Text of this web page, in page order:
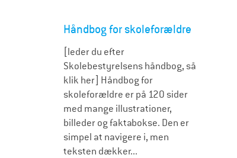
Håndbog for skoleforældre
[leder du efter
Skolebestyrelsens håndbog, så
klik her] Håndbog for
skoleforældre er på 120 sider
med mange illustrationer,
billeder og faktabokse. Den er
simpel at navigere i, men
teksten dækker...